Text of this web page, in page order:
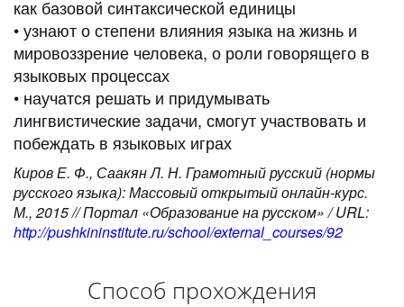
как базовой синтаксической единицы
• узнают о степени влияния языка на жизнь и
мировоззрение человека, о роли говорящего в
языковых процессах
• научатся решать и придумывать
лингвистические задачи, смогут участвовать и
побеждать в языковых играх
Киров Е. Ф., Саакян Л. Н. Грамотный русский (нормы
русского языка): Массовый открытый онлайн-курс.
М., 2015 // Портал «Образование на русском» / URL:
http://pushkininstitute.ru/school/external_courses/92
Способ прохождения